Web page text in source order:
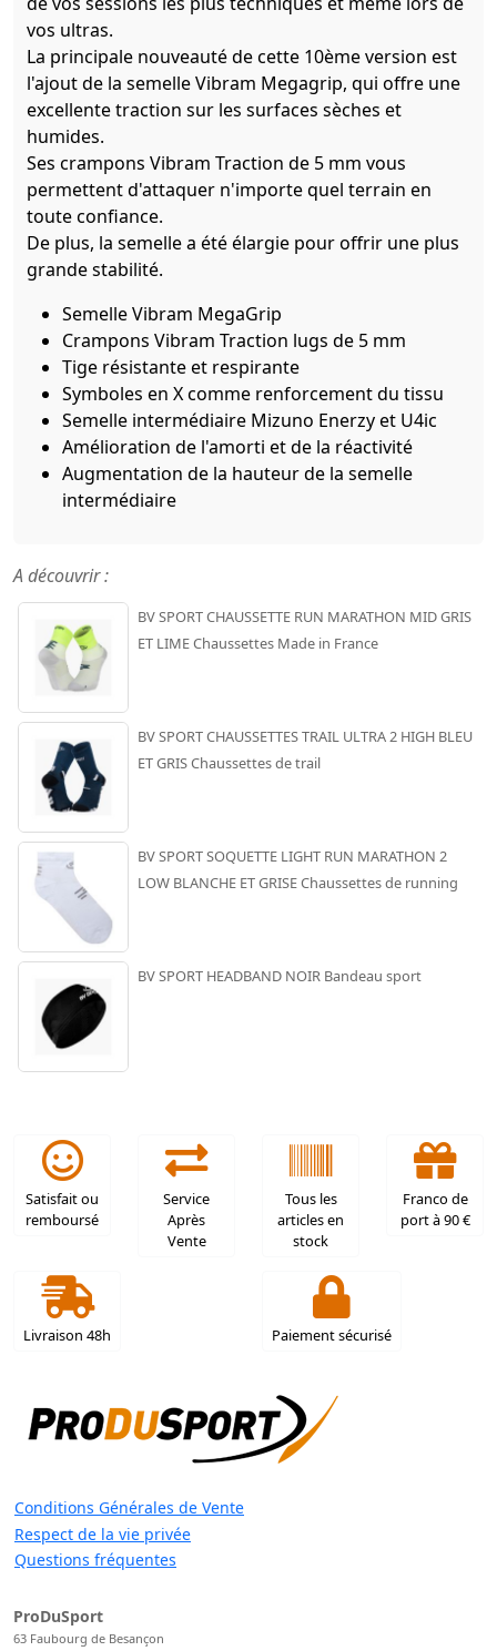
vos ultras.
La principale nouveauté de cette 10ème version est
l'ajout de la semelle Vibram Megagrip, qui offre une
excellente traction sur les surfaces sèches et
humides.
Ses crampons Vibram Traction de 5 mm vous
permettent d'attaquer n'importe quel terrain en
toute confiance.
De plus, la semelle a été élargie pour offrir une plus
grande stabilité.
Semelle Vibram MegaGrip
Crampons Vibram Traction lugs de 5 mm
Tige résistante et respirante
Symboles en X comme renforcement du tissu
Semelle intermédiaire Mizuno Enerzy et U4ic
Amélioration de l'amorti et de la réactivité
Augmentation de la hauteur de la semelle
intermédiaire
A découvrir :
BV SPORT CHAUSSETTE RUN MARATHON MID GRIS
ET LIME Chaussettes Made in France
BV SPORT CHAUSSETTES TRAIL ULTRA 2 HIGH BLEU
ET GRIS Chaussettes de trail
BV SPORT SOQUETTE LIGHT RUN MARATHON 2
LOW BLANCHE ET GRISE Chaussettes de running
BV SPORT HEADBAND NOIR Bandeau sport
Satisfait ou
remboursé
Service
Après
Vente
Tous les
articles en
stock
Franco de
port à 90 €
Livraison 48h Paiement sécurisé
Conditions Générales de Vente
Respect de la vie privée
Questions fréquentes
ProDuSport
63 Faubourg de Besançon